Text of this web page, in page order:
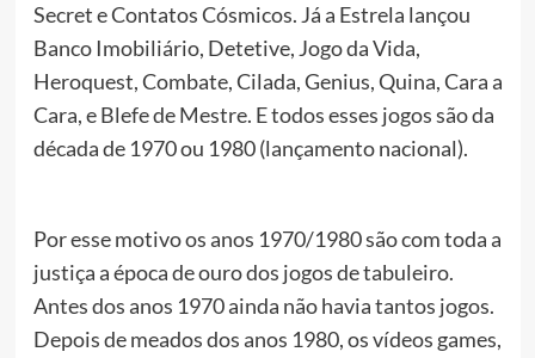
Secret e Contatos Cósmicos. Já a Estrela lançou
Banco Imobiliário, Detetive, Jogo da Vida,
Heroquest, Combate, Cilada, Genius, Quina, Cara a
Cara, e Blefe de Mestre. E todos esses jogos são da
década de 1970 ou 1980 (lançamento nacional).
Por esse motivo os anos 1970/1980 são com toda a
justiça a época de ouro dos jogos de tabuleiro.
Antes dos anos 1970 ainda não havia tantos jogos.
Depois de meados dos anos 1980, os vídeos games,